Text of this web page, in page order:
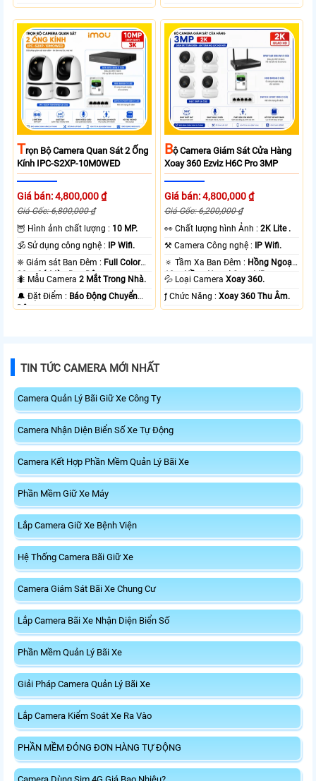
TRọn Bộ Camera Quan Sát 2 Ống
Kính IPC-S2XP-10M0WED
Giá bán: 4,800,000 ₫
Giá Gốc: 6,800,000 ₫
🦉 Hình ảnh chất lượng : 10 MP.
🕉️ Sử dụng công nghệ :
IP Wifi.
❈ Giám sát Ban Đêm : Full Color
20m Có Màu Ban Ðêm.
🐜 Mẫu Camera2 Mắt Trong Nhà.
️🔔 Đặt Điểm : Báo Động Chuyển
Động.
BỘ Camera Giám Sát Cửa Hàng
Xoay 360 Ezviz H6C Pro 3MP
Giá bán: 4,800,000 ₫
Giá Gốc: 6,200,000 ₫
️👀 Chất lượng hình Ảnh :2K Lite .
⚒ Camera Công nghệ :
IP Wifi.
🔅 Tầm Xa Ban Đêm : Hồng Ngoại
10m Hồng Ngoại Smart IR.
💦 Loại CameraXoay 360.
️ƒ Chức Năng :Xoay 360 Thu Âm.
TIN TỨC CAMERA MỚI NHẤT
Camera Quản Lý Bãi Giữ Xe Công Ty
Camera Nhận Diện Biển Số Xe Tự Động
Camera Kết Hợp Phần Mềm Quản Lý Bãi Xe
Phần Mềm Giữ Xe Máy
Lắp Camera Giữ Xe Bệnh Viện
Hệ Thống Camera Bãi Giữ Xe
Camera Giám Sát Bãi Xe Chung Cư
Lắp Camera Bãi Xe Nhận Diện Biển Số
Phần Mềm Quản Lý Bãi Xe
Giải Pháp Camera Quản Lý Bãi Xe
Lắp Camera Kiểm Soát Xe Ra Vào
PHẦN MỀM ĐÓNG ĐƠN HÀNG TỰ ĐỘNG